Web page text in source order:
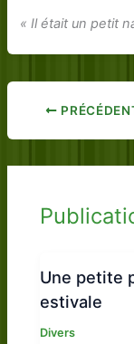
« Il était un petit
Une petite
estivale
Divers